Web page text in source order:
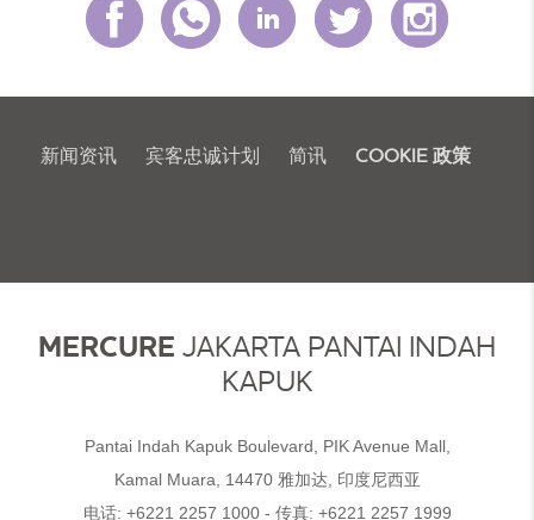
新闻资讯 宾客忠诚计划 简讯 COOKIE 政策
MERCURE JAKARTA PANTAI INDAH
KAPUK
Pantai Indah Kapuk Boulevard, PIK Avenue Mall,
Kamal Muara, 14470 雅加达, 印度尼西亚
电话: +6221 2257 1000- 传真: +6221 2257 1999